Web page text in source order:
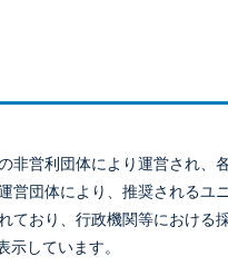
営利団体により運営され、
団体により、推奨されるユ
おり、行政機関等における
しています。